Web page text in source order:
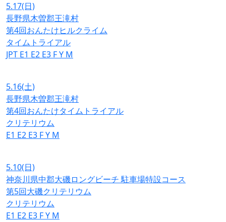
5.17(日)
長野県木曽郡王滝村
第4回おんたけヒルクライム
タイムトライアル
JPT E1 E2 E3 FY M
5.16(土)
長野県木曽郡王滝村
第4回おんたけタイムトライアル
クリテリウム
E1 E2 E3 FY M
5.10(日)
神奈川県中郡大磯ロングビーチ 駐車場特設コース
第5回大磯クリテリウム
クリテリウム
E1 E2 E3 FY M